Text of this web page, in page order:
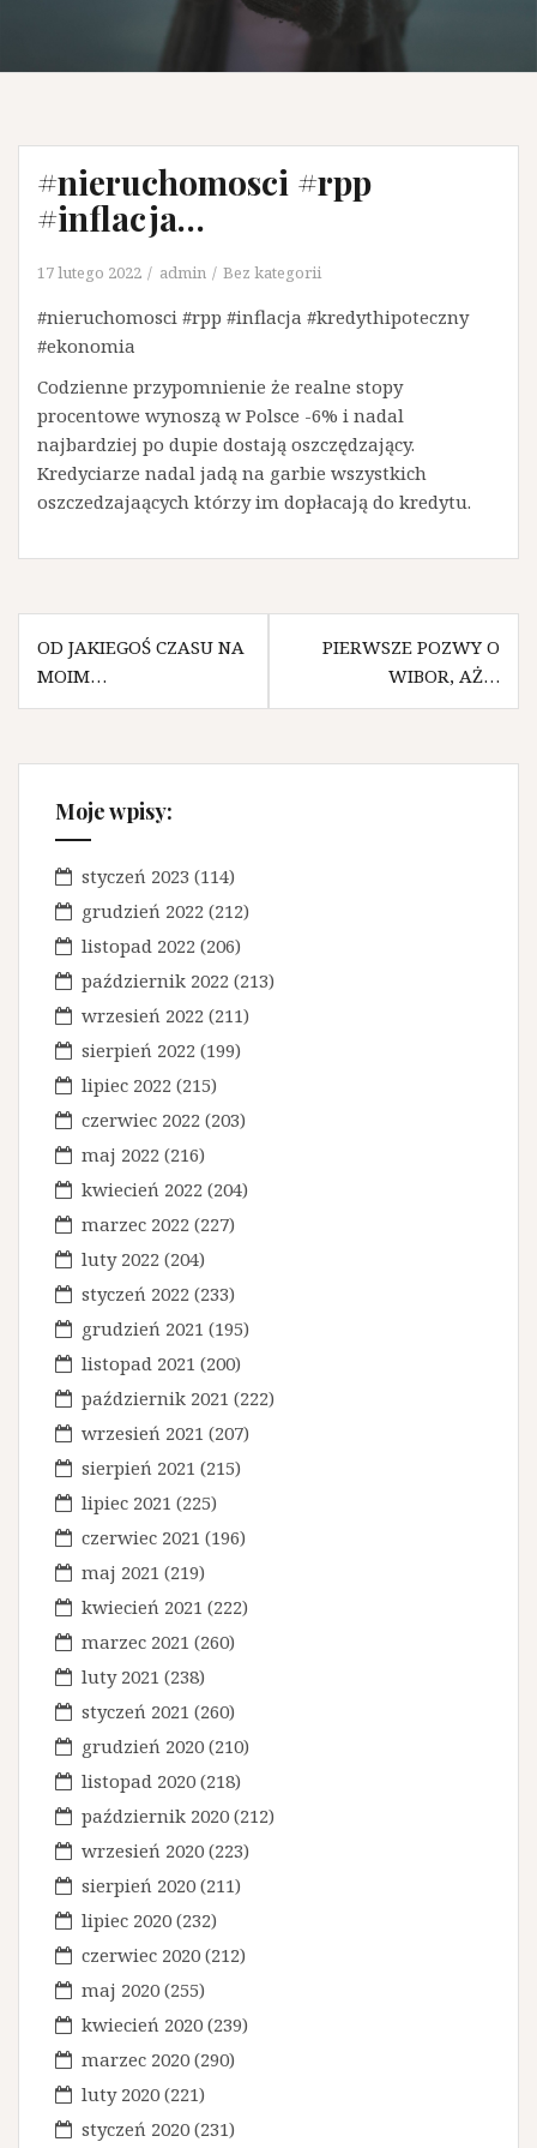
#nieruchomosci #rpp
#inflacja…
17 lutego 2022 admin Bez kategorii
#nieruchomosci #rpp #inflacja #kredythipoteczny
#ekonomia
Codzienne przypomnienie że realne stopy
procentowe wynoszą w Polsce -6% i nadal
najbardziej po dupie dostają oszczędzający.
Kredyciarze nadal jadą na garbie wszystkich
oszczedzajaących którzy im dopłacają do kredytu.
N
a
i
OD JAKIEGOŚ CZASU NA
MOIM…
PIERWSZE POZWY O
WIBOR, AŻ…
Moje wpisy:
styczeń 2023 (114)
grudzień 2022 (212)
listopad 2022 (206)
październik 2022 (213)
wrzesień 2022 (211)
sierpień 2022 (199)
lipiec 2022 (215)
czerwiec 2022 (203)
maj 2022 (216)
kwiecień 2022 (204)
marzec 2022 (227)
luty 2022 (204)
styczeń 2022 (233)
grudzień 2021 (195)
listopad 2021 (200)
październik 2021 (222)
wrzesień 2021 (207)
sierpień 2021 (215)
lipiec 2021 (225)
czerwiec 2021 (196)
maj 2021 (219)
kwiecień 2021 (222)
marzec 2021 (260)
luty 2021 (238)
styczeń 2021 (260)
grudzień 2020 (210)
listopad 2020 (218)
październik 2020 (212)
wrzesień 2020 (223)
sierpień 2020 (211)
lipiec 2020 (232)
czerwiec 2020 (212)
maj 2020 (255)
kwiecień 2020 (239)
marzec 2020 (290)
luty 2020 (221)
styczeń 2020 (231)